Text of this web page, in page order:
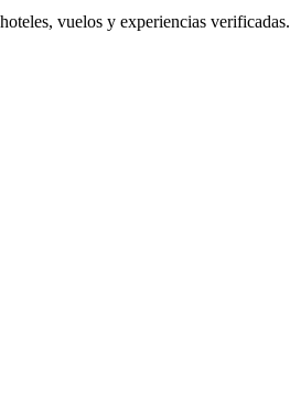
vuelos y experiencias verificadas.